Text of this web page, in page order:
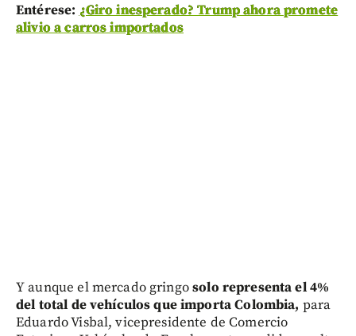
Entérese: ¿Giro inesperado? Trump ahora promete
alivio a carros importados
Y aunque el mercado gringosolo representa el 4%
del total de vehículos que importa Colombia, para
Eduardo Visbal, vicepresidente de Comercio